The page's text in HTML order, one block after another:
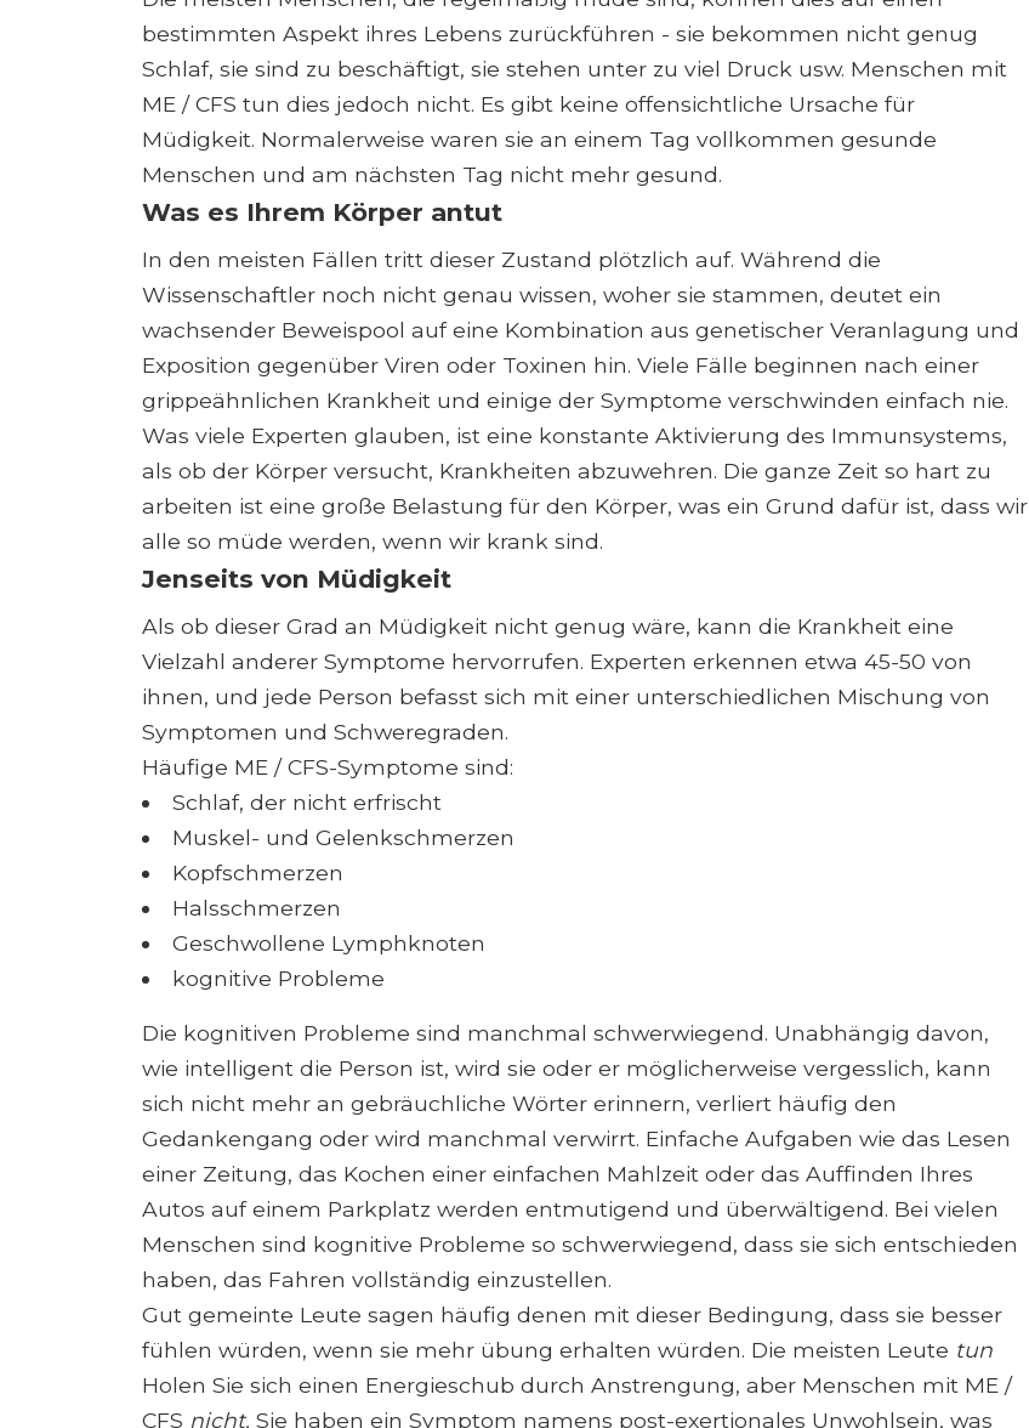
bestimmten Aspekt ihres Lebens zurückführen - sie bekommen nicht genug
Schlaf, sie sind zu beschäftigt, sie stehen unter zu viel Druck usw. Menschen mit
ME / CFS tun dies jedoch nicht. Es gibt keine offensichtliche Ursache für
Müdigkeit. Normalerweise waren sie an einem Tag vollkommen gesunde
Menschen und am nächsten Tag nicht mehr gesund.
Was es Ihrem Körper antut
In den meisten Fällen tritt dieser Zustand plötzlich auf. Während die
Wissenschaftler noch nicht genau wissen, woher sie stammen, deutet ein
wachsender Beweispool auf eine Kombination aus genetischer Veranlagung und
Exposition gegenüber Viren oder Toxinen hin. Viele Fälle beginnen nach einer
grippeähnlichen Krankheit und einige der Symptome verschwinden einfach nie.
Was viele Experten glauben, ist eine konstante Aktivierung des Immunsystems,
als ob der Körper versucht, Krankheiten abzuwehren. Die ganze Zeit so hart zu
arbeiten ist eine große Belastung für den Körper, was ein Grund dafür ist, dass wir
alle so müde werden, wenn wir krank sind.
Jenseits von Müdigkeit
Als ob dieser Grad an Müdigkeit nicht genug wäre, kann die Krankheit eine
Vielzahl anderer Symptome hervorrufen. Experten erkennen etwa 45-50 von
ihnen, und jede Person befasst sich mit einer unterschiedlichen Mischung von
Symptomen und Schweregraden.
Häufige ME / CFS-Symptome sind:
Schlaf, der nicht erfrischt
Muskel- und Gelenkschmerzen
Kopfschmerzen
Halsschmerzen
Geschwollene Lymphknoten
kognitive Probleme
Die kognitiven Probleme sind manchmal schwerwiegend. Unabhängig davon,
wie intelligent die Person ist, wird sie oder er möglicherweise vergesslich, kann
sich nicht mehr an gebräuchliche Wörter erinnern, verliert häufig den
Gedankengang oder wird manchmal verwirrt. Einfache Aufgaben wie das Lesen
einer Zeitung, das Kochen einer einfachen Mahlzeit oder das Auffinden Ihres
Autos auf einem Parkplatz werden entmutigend und überwältigend. Bei vielen
Menschen sind kognitive Probleme so schwerwiegend, dass sie sich entschieden
haben, das Fahren vollständig einzustellen.
Gut gemeinte Leute sagen häufig denen mit dieser Bedingung, dass sie besser
fühlen würden, wenn sie mehr übung erhalten würden. Die meisten Leute tun
Holen Sie sich einen Energieschub durch Anstrengung, aber Menschen mit ME /
CFS nicht. Sie haben ein Symptom namens post-exertionales Unwohlsein, was